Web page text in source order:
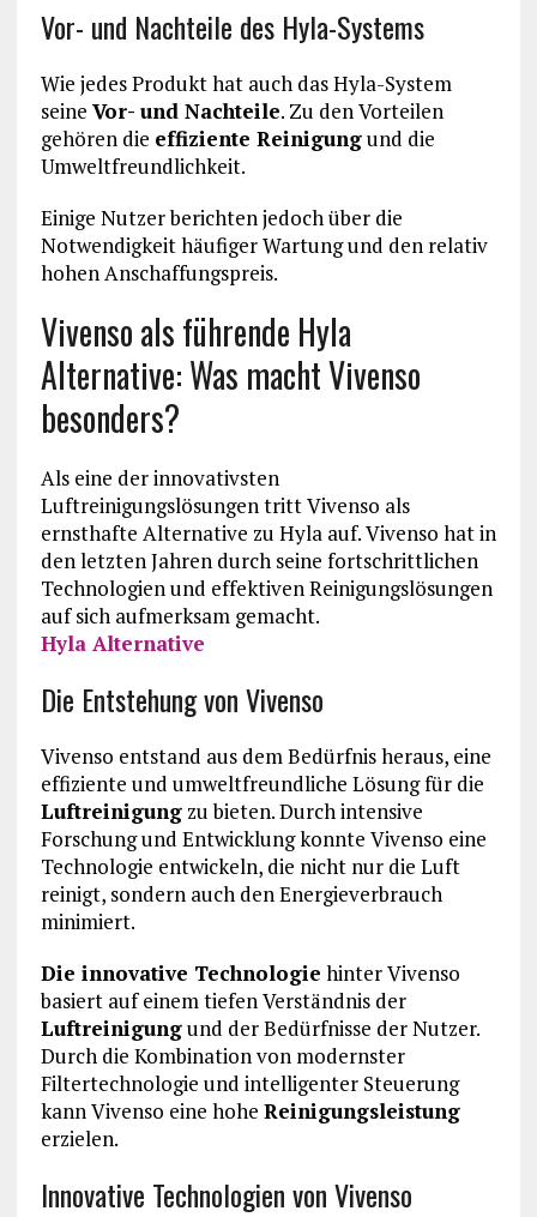
Vor- und Nachteile des Hyla-Systems
Wie jedes Produkt hat auch das Hyla-System
seine Vor- und Nachteile. Zu den Vorteilen
gehören die effiziente Reinigungund die
Umweltfreundlichkeit.
Einige Nutzer berichten jedoch über die
Notwendigkeit häufiger Wartung und den relativ
hohen Anschaffungspreis.
Vivenso als führende Hyla
Alternative: Was macht Vivenso
besonders?
Als eine der innovativsten
Luftreinigungslösungen tritt Vivenso als
ernsthafte Alternative zu Hyla auf. Vivenso hat in
den letzten Jahren durch seine fortschrittlichen
Technologien und effektiven Reinigungslösungen
auf sich aufmerksam gemacht.
Hyla Alternative
Die Entstehung von Vivenso
Vivenso entstand aus dem Bedürfnis heraus, eine
effiziente und umweltfreundliche Lösung für die
Luftreinigungzu bieten. Durch intensive
Forschung und Entwicklung konnte Vivenso eine
Technologie entwickeln, die nicht nur die Luft
reinigt, sondern auch den Energieverbrauch
minimiert.
Die innovative Technologie hinter Vivenso
basiert auf einem tiefen Verständnis der
Luftreinigungund der Bedürfnisse der Nutzer.
Durch die Kombination von modernster
Filtertechnologie und intelligenter Steuerung
kann Vivenso eine hohe Reinigungsleistung
erzielen.
Innovative Technologien von Vivenso